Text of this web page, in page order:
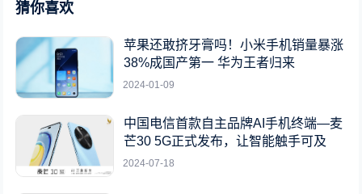
猜你喜欢
苹果还敢挤牙膏吗！小米手机销量暴涨
38%成国产第一 华为王者归来
2024-01-09
中国电信首款自主品牌AI手机终端—麦
芒30 5G正式发布，让智能触手可及
2024-07-18